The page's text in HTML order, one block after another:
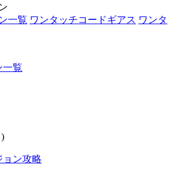
一覧 ワンタッチコードギアス ワンタ
一覧
ョン攻略